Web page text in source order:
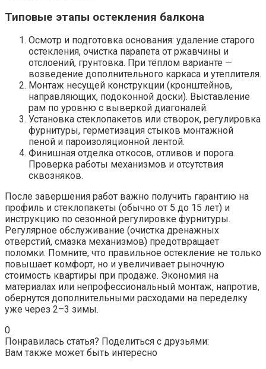
Типовые этапы остекления балкона
Осмотр и подготовка основания: удаление старого
остекления, очистка парапета от ржавчины и
отслоений, грунтовка. При тёплом варианте —
возведение дополнительного каркаса и утеплителя.
Монтаж несущей конструкции (кронштейнов,
направляющих, подоконной доски). Выставление
рам по уровню с выверкой диагоналей.
Установка стеклопакетов или створок, регулировка
фурнитуры, герметизация стыков монтажной
пеной и пароизоляционной лентой.
Финишная отделка откосов, отливов и порога.
Проверка работы механизмов и отсутствия
сквозняков.
После завершения работ важно получить гарантию на
профиль и стеклопакеты (обычно от 5 до 15 лет) и
инструкцию по сезонной регулировке фурнитуры.
Регулярное обслуживание (очистка дренажных
отверстий, смазка механизмов) предотвращает
поломки. Помните, что правильное остекление не только
повышает комфорт, но и увеличивает рыночную
стоимость квартиры при продаже. Экономия на
материалах или непрофессиональный монтаж, напротив,
обернутся дополнительными расходами на переделку
уже через 2–3 зимы.
0
Понравилась статья? Поделиться с друзьями:
Вам также может быть интересно